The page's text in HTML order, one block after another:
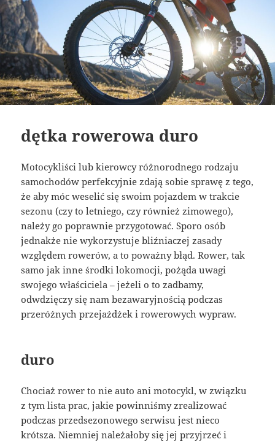
dętka rowerowa duro
Motocykliści lub kierowcy różnorodnego rodzaju
samochodów perfekcyjnie zdają sobie sprawę z tego,
że aby móc weselić się swoim pojazdem w trakcie
sezonu (czy to letniego, czy również zimowego),
należy go poprawnie przygotować. Sporo osób
jednakże nie wykorzystuje bliźniaczej zasady
względem rowerów, a to poważny błąd. Rower, tak
samo jak inne środki lokomocji, pożąda uwagi
swojego właściciela – jeżeli o to zadbamy,
odwdzięczy się nam bezawaryjnością podczas
przeróżnych przejażdżek i rowerowych wypraw.
duro
Chociaż rower to nie auto ani motocykl, w związku
z tym lista prac, jakie powinniśmy zrealizować
podczas przedsezonowego serwisu jest nieco
krótsza. Niemniej należałoby się jej przyjrzeć i